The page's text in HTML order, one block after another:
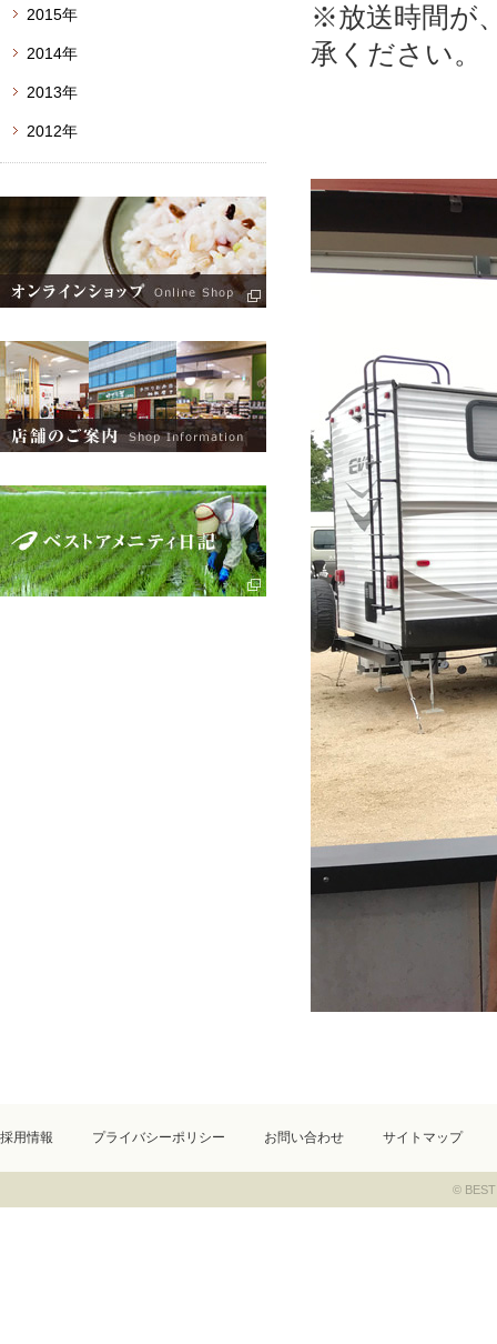
※放送時間が
承ください。
2015年
2014年
2013年
2012年
採用情報 プライバシーポリシー お問い合わせ サイトマップ
© BEST